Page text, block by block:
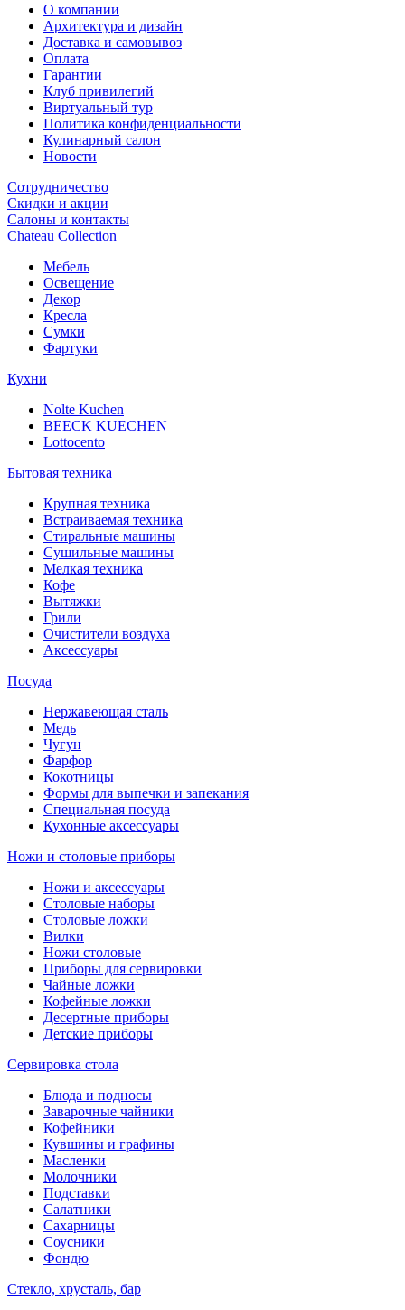
О компании
Архитектура и дизайн
Доставка и самовывоз
Оплата
Гарантии
Клуб привилегий
Виртуальный тур
Политика конфиденциальности
Кулинарный салон
Новости
Сотрудничество
Скидки и акции
Салоны и контакты
Chateau Collection
Мебель
Освещение
Декор
Кресла
Сумки
Фартуки
Кухни
Nolte Kuchen
BEECK KUECHEN
Lottocento
Бытовая техника
Крупная техника
Встраиваемая техника
Стиральные машины
Сушильные машины
Мелкая техника
Кофе
Вытяжки
Грили
Очистители воздуха
Аксессуары
Посуда
Нержавеющая сталь
Медь
Чугун
Фарфор
Кокотницы
Формы для выпечки и запекания
Специальная посуда
Кухонные аксессуары
Ножи и столовые приборы
Ножи и аксессуары
Столовые наборы
Столовые ложки
Вилки
Ножи столовые
Приборы для сервировки
Чайные ложки
Кофейные ложки
Десертные приборы
Детские приборы
Сервировка стола
Блюда и подносы
Заварочные чайники
Кофейники
Кувшины и графины
Масленки
Молочники
Подставки
Салатники
Сахарницы
Соусники
Фондю
Стекло, хрусталь, бар